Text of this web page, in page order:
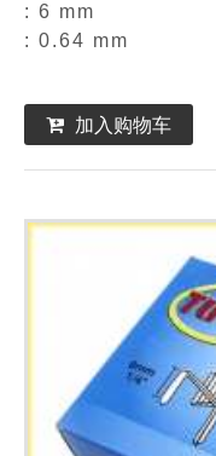
: 6 mm
: 0.64 mm
加入购物车